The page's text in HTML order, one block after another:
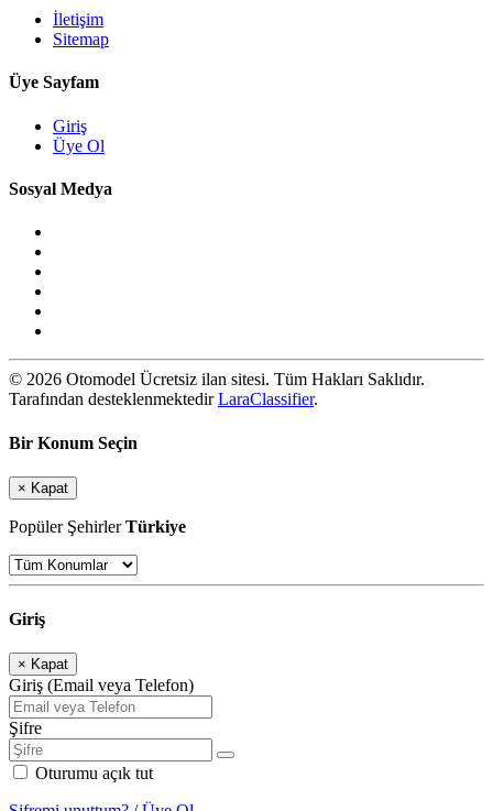
İletişim
Sitemap
Üye Sayfam
Giriş
Üye Ol
Sosyal Medya
© 2026 Otomodel Ücretsiz ilan sitesi. Tüm Hakları Saklıdır.
Tarafından desteklenmektedirLaraClassifier.
Bir Konum Seçin
× Kapat
Popüler ŞehirlerTürkiye
Giriş
× Kapat
Giriş (Email veya Telefon)
Şifre
Oturumu açık tut